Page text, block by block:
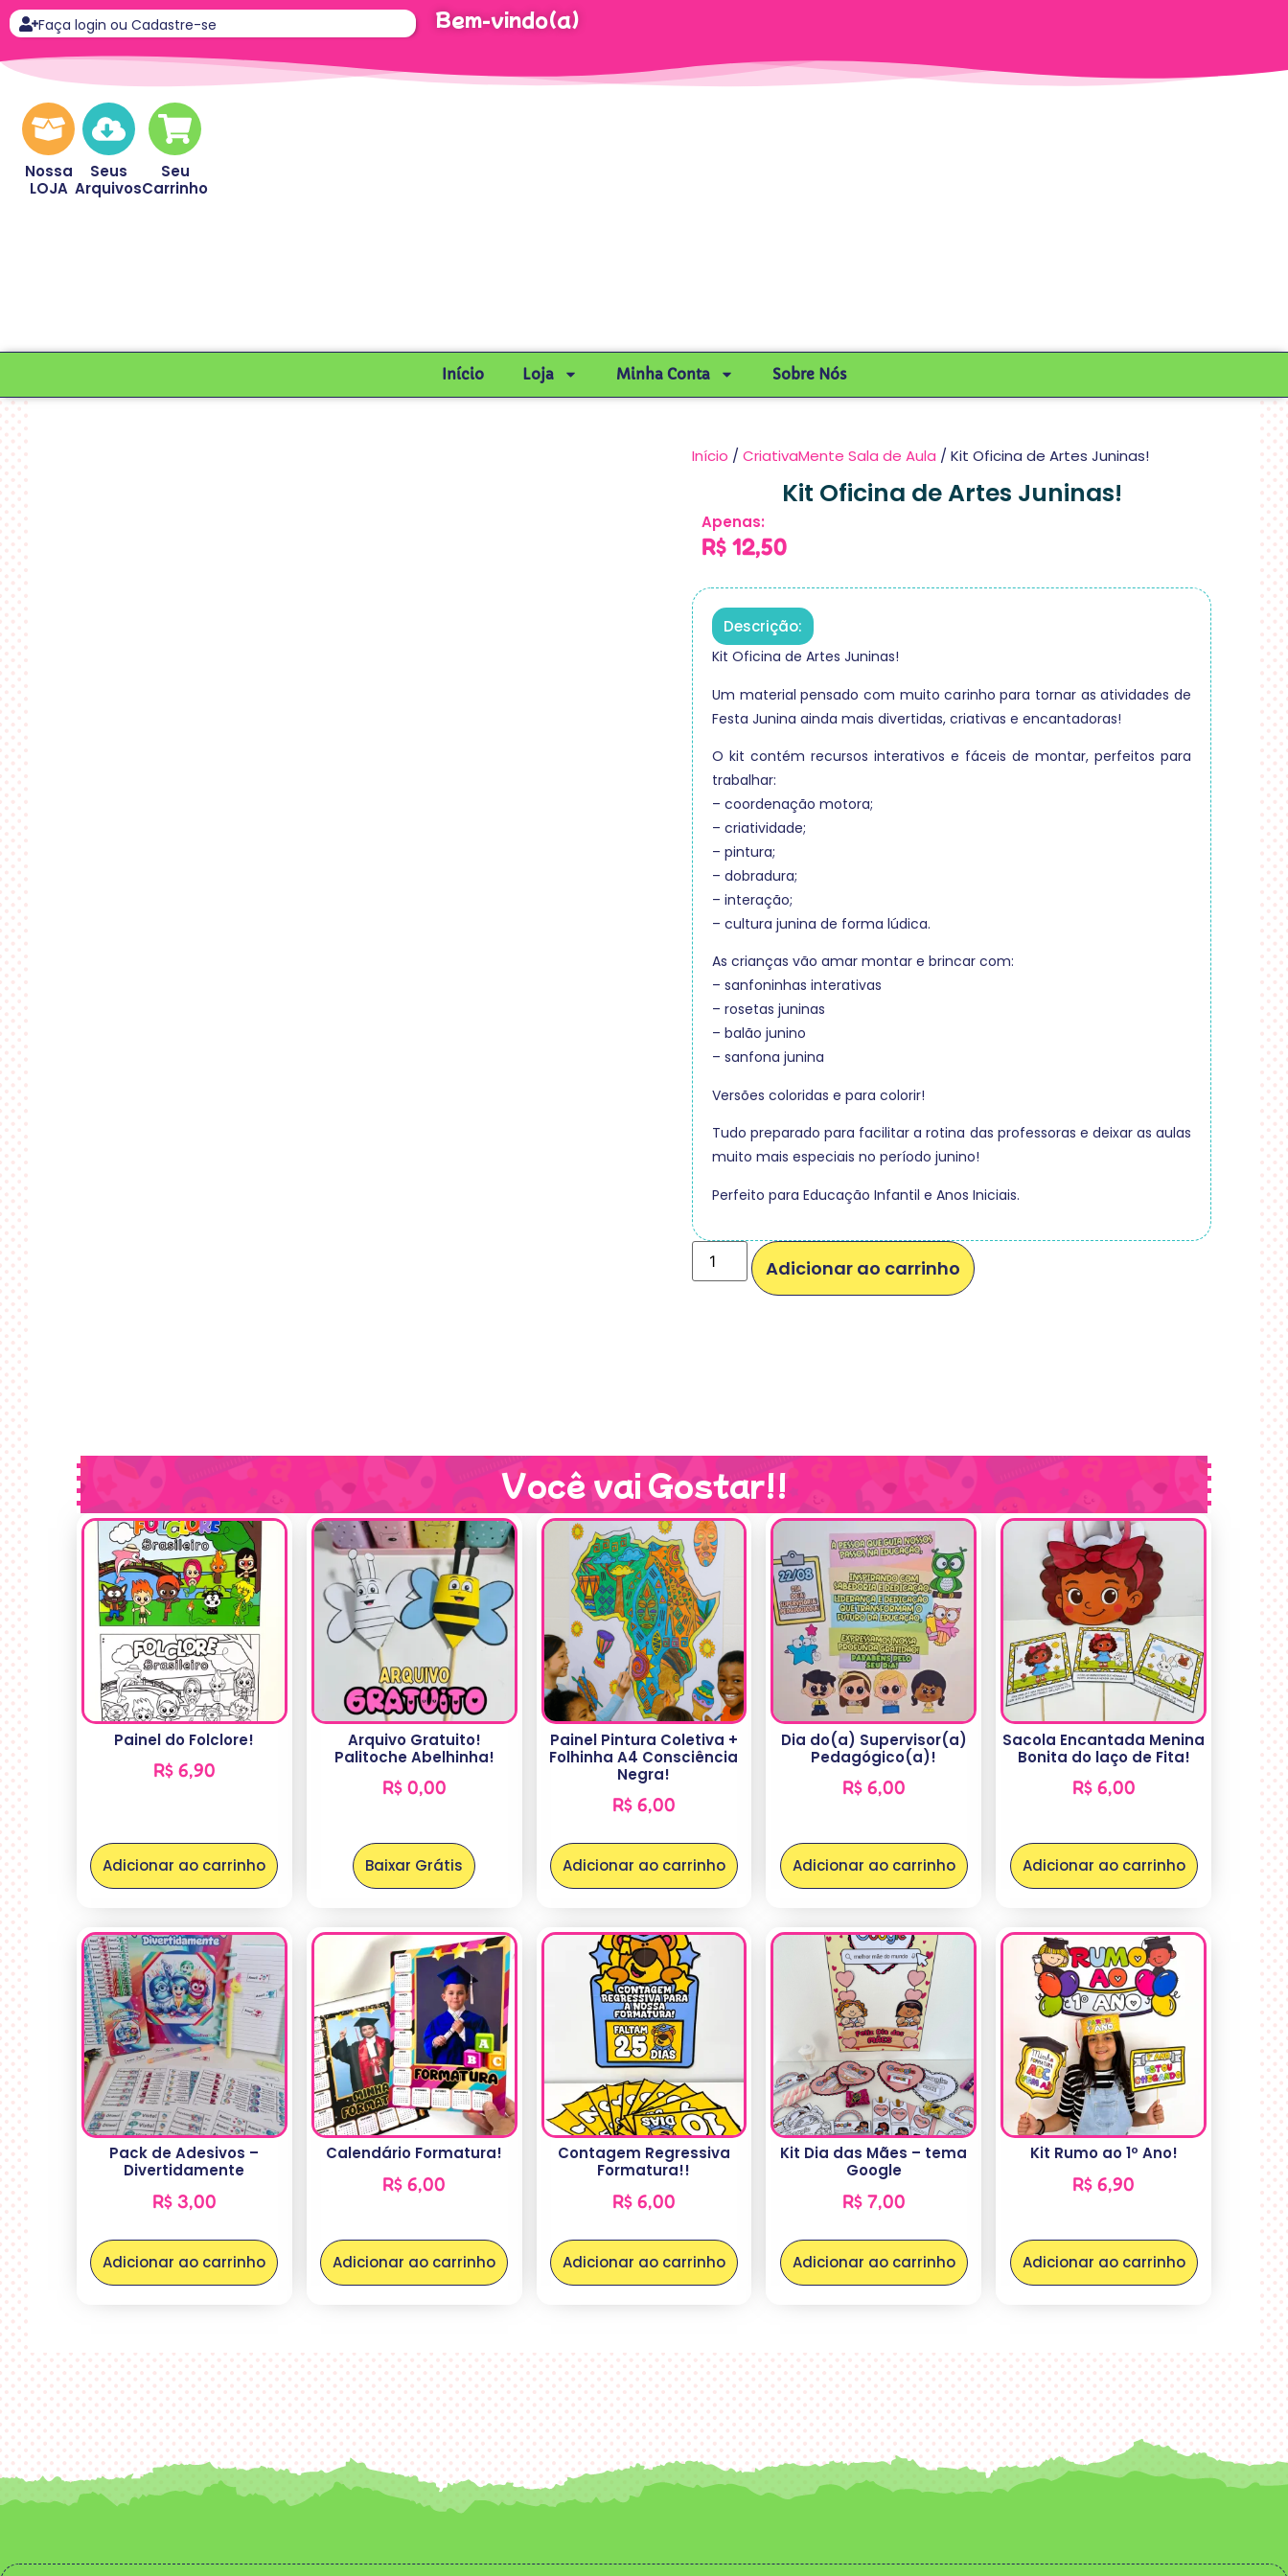
Faça login ou Cadastre-se Bem-vindo(a)
Nossa
LOJA
Seus
Arquivos
Seu
Carrinho
Início Loja Minha Conta Sobre Nós
Início /CriativaMente Sala de Aula / Kit Oficina de Artes Juninas!
Kit Oficina de Artes Juninas!
Apenas:
R$ 12,50
Descrição:
Kit Oficina de Artes Juninas!
Um material pensado com muito carinho para tornar as atividades de
Festa Junina ainda mais divertidas, criativas e encantadoras!
O kit contém recursos interativos e fáceis de montar, perfeitos para
trabalhar:
– coordenação motora;
– criatividade;
– pintura;
– dobradura;
– interação;
– cultura junina de forma lúdica.
As crianças vão amar montar e brincar com:
– sanfoninhas interativas
– rosetas juninas
– balão junino
– sanfona junina
Versões coloridas e para colorir!
Tudo preparado para facilitar a rotina das professoras e deixar as aulas
muito mais especiais no período junino!
Perfeito para Educação Infantil e Anos Iniciais.
Adicionar ao carrinho
Você vai Gostar!!
Painel do Folclore!
R$6,90
Adicionar ao carrinho
Arquivo Gratuito!
Palitoche Abelhinha!
R$0,00
Baixar Grátis
Painel Pintura Coletiva +
Folhinha A4 Consciência
Negra!
R$6,00
Adicionar ao carrinho
Dia do(a) Supervisor(a)
Pedagógico(a)!
R$6,00
Adicionar ao carrinho
Sacola Encantada Menina
Bonita do laço de Fita!
R$6,00
Adicionar ao carrinho
Pack de Adesivos –
Divertidamente
R$3,00
Adicionar ao carrinho
Calendário Formatura!
R$ 6,00
Adicionar ao carrinho
Contagem Regressiva
Formatura!!
R$6,00
Adicionar ao carrinho
Kit Dia das Mães – tema
Google
R$7,00
Adicionar ao carrinho
Kit Rumo ao 1º Ano!
R$ 6,90
Adicionar ao carrinho